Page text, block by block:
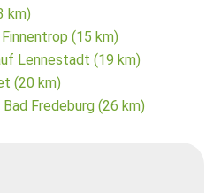
km)
(15 km)
Lennestadt (19 km)
(20 km)
Fredeburg (26 km)